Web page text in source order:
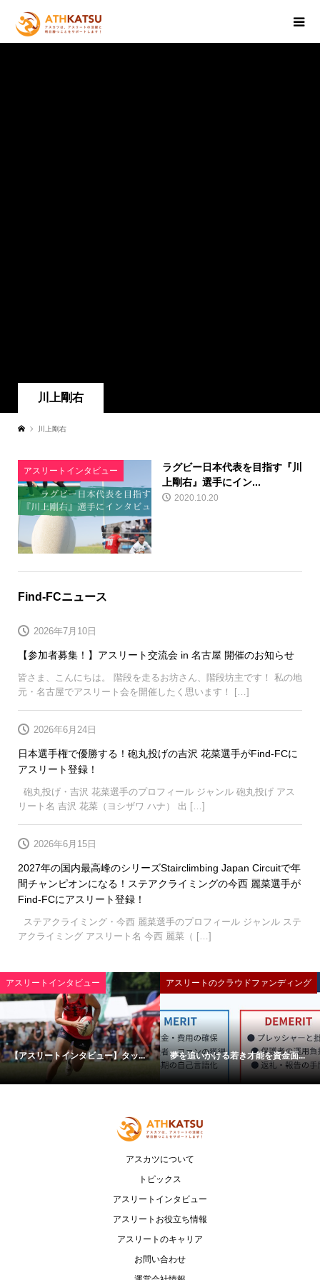
川上剛右
川上剛右
アスリートインタビュー
ラグビー日本代表を目指す『川
上剛右』選手にイン...
2020.10.20
Find-FCニュース
【参加者募集！】アスリート交流会 in 名古屋 開催のお知らせ
2026年7月10日
皆さま、こんにちは。 階段を走るお坊さん、階段坊主です！ 私の地
元・名古屋でアスリート会を開催したく思います！ […]
日本選手権で優勝する！砲丸投げの吉沢 花菜選手がFind-FCに
アスリート登録！
2026年6月24日
砲丸投げ・吉沢 花菜選手のプロフィール ジャンル 砲丸投げ アス
リート名 吉沢 花菜（ヨシザワ ハナ） 出 […]
2027年の国内最高峰のシリーズStairclimbing Japan Circuitで年
間チャンピオンになる！ステアクライミングの今西 麗菜選手が
Find-FCにアスリート登録！
2026年6月15日
ステアクライミング・今西 麗菜選手のプロフィール ジャンル ステ
アクライミング アスリート名 今西 麗菜（ […]
アスリートインタビュー
【アスリートインタビュー】タッ...
アスリートのクラウドファンディング
夢を追いかける若き才能を資金面...
アスカツについて
トピックス
アスリートインタビュー
アスリートお役立ち情報
アスリートのキャリア
お問い合わせ